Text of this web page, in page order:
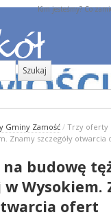
Kim jesteśmy? Co
Gminy Zamość / Trzy oferty
Znamy szczegóły otwarcia
budowę
Wysokiem.
ofert